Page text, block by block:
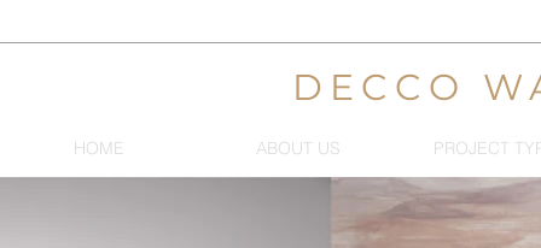
DECCO
HOME ABOUT US PROJECT